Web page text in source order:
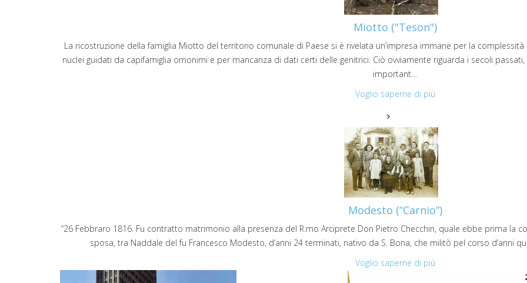
Miotto ("Teson")
La ricostruzione della famiglia Miotto del territorio comunale di Paese si è rivelata un’impresa immane per la
nuclei guidati da capifamiglia omonimi e per mancanza di dati certi delle genitrici. Ciò ovviamente riguarda i secoli
important…
Voglio saperne di più
Modesto (“Carnio”)
“26 Febbraro 1816. Fu contratto matrimonio alla presenza del R.mo Arciprete Don Pietro Checchin, quale ebbe prima la
sposa, tra Naddale del fu Francesco Modesto, d’anni 24 terminati, nativo da S. Bona, che militò pel corso d’anni
Voglio saperne di più